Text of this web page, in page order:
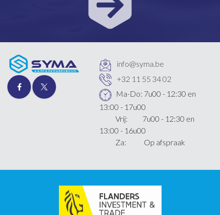
info@syma.be
+32 11 55 34 02
Ma-Do: 7u00 - 12:30 en
13:00 - 17u00
Vrij: 7u00 - 12:30 en
13:00 - 16u00
Za: Op afspraak